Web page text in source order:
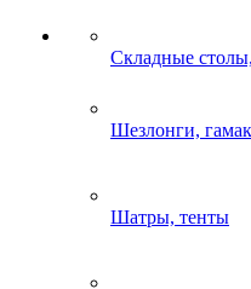
Складные столы,
Шезлонги,
Шатры, тенты